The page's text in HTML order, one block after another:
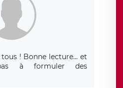
! Bonne lecture... et
à formuler des